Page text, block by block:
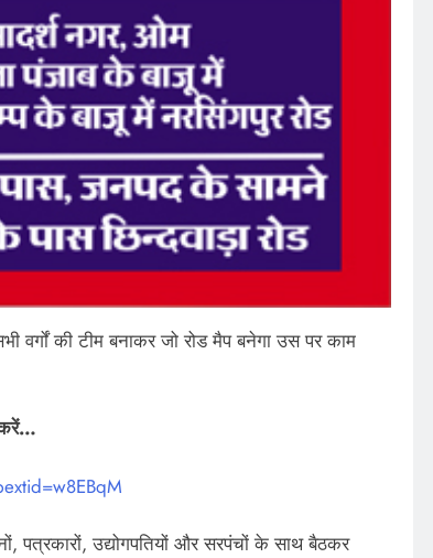
वर्गों की टीम बनाकर जो रोड मैप बनेगा उस पर काम
करें…
पत्रकारों, उद्योगपतियों और सरपंचों के साथ बैठकर